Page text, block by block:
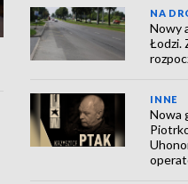
NA
Nowy
Łodzi.
INNE
Nowa